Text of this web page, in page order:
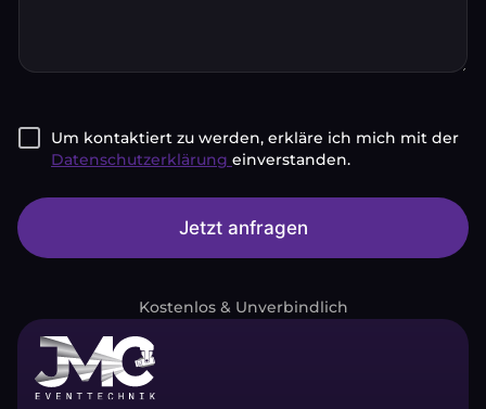
Um kontaktiert zu werden, erkläre ich mich mit der
Datenschutzerklärung einverstanden.
Jetzt anfragen
n
Kostenlos & Unverbindlich